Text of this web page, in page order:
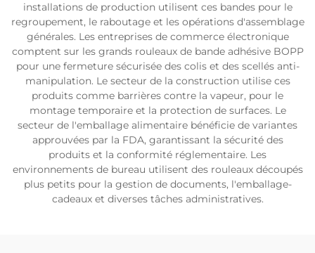
installations de production utilisent ces bandes pour le
regroupement, le raboutage et les opérations d'assemblage
générales. Les entreprises de commerce électronique
comptent sur les grands rouleaux de bande adhésive BOPP
pour une fermeture sécurisée des colis et des scellés anti-
manipulation. Le secteur de la construction utilise ces
produits comme barrières contre la vapeur, pour le
montage temporaire et la protection de surfaces. Le
secteur de l'emballage alimentaire bénéficie de variantes
approuvées par la FDA, garantissant la sécurité des
produits et la conformité réglementaire. Les
environnements de bureau utilisent des rouleaux découpés
plus petits pour la gestion de documents, l'emballage-
cadeaux et diverses tâches administratives.